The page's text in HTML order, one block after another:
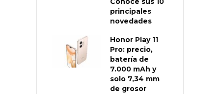
principales
novedades
Honor Play 11
Pro: precio,
batería de
7.000 mAh y
solo 7,34 mm
de grosor